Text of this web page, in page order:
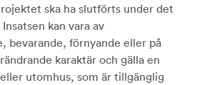
ska ha slutförts under det
kan vara av
bevarande, förnyande eller på
karaktär och gälla en
utomhus, som är tillgänglig